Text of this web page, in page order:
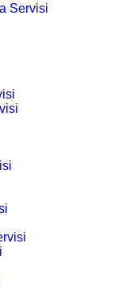
Servisi